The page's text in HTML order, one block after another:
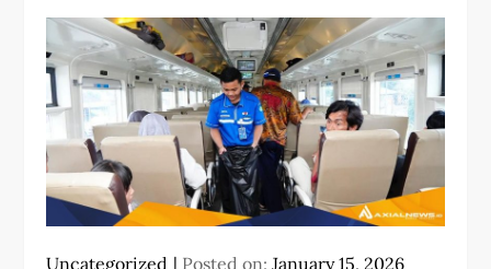
Uncategorized Posted on:January 15, 2026